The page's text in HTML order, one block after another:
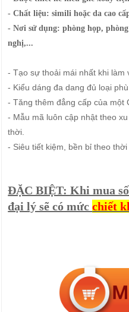
- Chất liệu: simili hoặc da cao
- Nơi sử dụng: phòng họp,
nghị,...
- Tạo sự thoải mái nhất khi làm
- Kiểu dáng đa dang đủ loại
- Tăng thêm đẳng cấp của một
- Mẫu mã luôn cập nhật theo
thời.
- Siêu tiết kiệm, bền bỉ theo thời
ĐẶC BIỆT: Khi mua
đại lý sẽ có mứcchiết